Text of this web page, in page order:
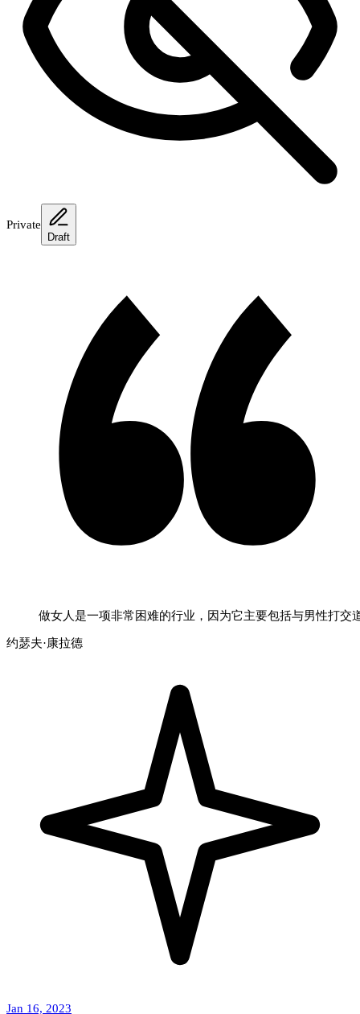
Private
Draft
做女人是一项非常困难的行业，因为它主要包括与男性打交
约瑟夫·康拉德
Jan 16, 2023